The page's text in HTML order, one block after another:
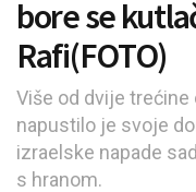
bore se
Rafi(FOTO)
Više od dvije trećine
napustilo je svoje
izraelske napade
s hranom.